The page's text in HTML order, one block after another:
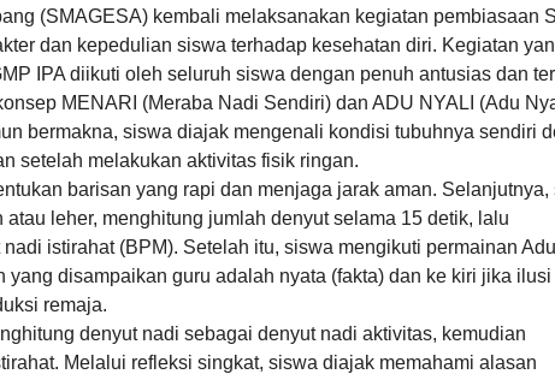
(SMAGESA) kembali melaksanakan kegiatan pembiasaan
dan kepedulian siswa terhadap kesehatan diri. Kegiatan
IPA diikuti oleh seluruh siswa dengan penuh antusias dan
MENARI (Meraba Nadi Sendiri) dan ADU NYALI (Adu
bermakna, siswa diajak mengenali kondisi tubuhnya sendiri
setelah melakukan aktivitas fisik ringan.
barisan yang rapi dan menjaga jarak aman. Selanjutnya,
leher, menghitung jumlah denyut selama 15 detik, lalu
istirahat (BPM). Setelah itu, siswa mengikuti permainan
disampaikan guru adalah nyata (fakta) dan ke kiri jika ilusi
remaja.
denyut nadi sebagai denyut nadi aktivitas, kemudian
Melalui refleksi singkat, siswa diajak memahami alasan